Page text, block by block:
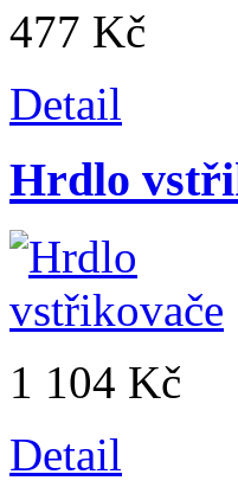
477 Kč
Detail
Hrdlo
1 104 Kč
Detail